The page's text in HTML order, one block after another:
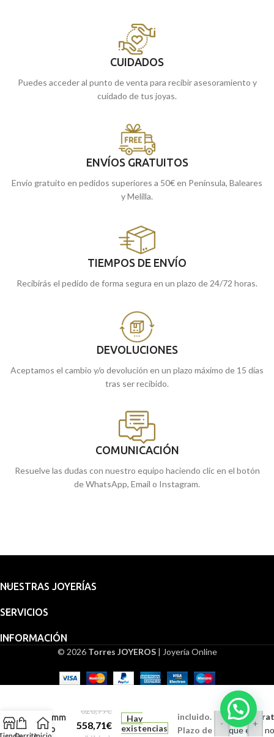
CUIDADOS
Puedes acceder al punto de venta para recibir asesoramiento y
cuidado de tus joyas.
ENVÍOS GRATUITOS
Envío gratuito en pedidos superiores a 50€ en Península, Baleares
y Melilla.
TIEMPOS DE ENVÍO
Recibirás el pedido de forma segura en un plazo de 24/72 horas.
DEVOLUCIONES
Aceptamos el cambio y/o devolución en un plazo máximo de 15 días
tras ser recibido.
COMUNICACIÓN
Resuelve las dudas con nuestro equipo haciendo clic en el botón
de WhatsApp, Email o Instagram.
NUESTRAS JOYERÍAS
SERVICIOS
INFORMACIÓN
© 2026 Torres JOYEROS| Joyería Online
Medalla
20 mm
Oro
620,79€
558,71€
Hay
existencias
Embalaje
incluido.
Plazo de
- +
Grabado
Indique en la